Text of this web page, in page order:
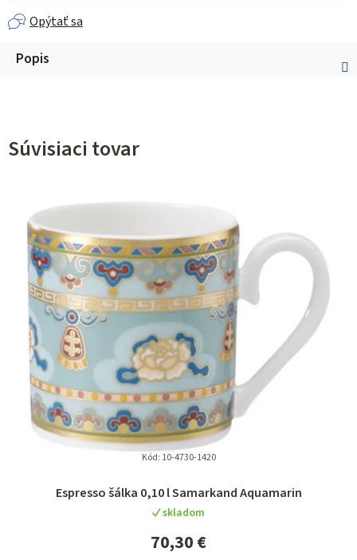
Opýtať sa
Popis
Súvisiaci tovar
Espresso šálka 0,10 l Samarkand Aquamarin
skladom
70,30 €
Kód: 10-4730-1420